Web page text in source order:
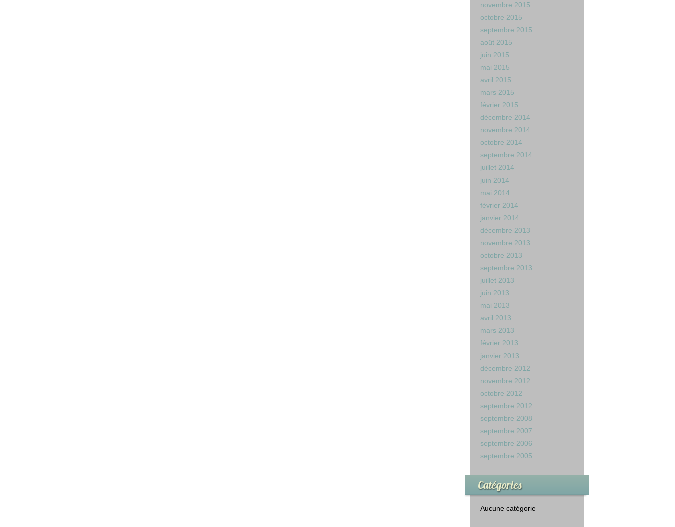
novembre 2015
octobre 2015
septembre 2015
août 2015
juin 2015
mai 2015
avril 2015
mars 2015
février 2015
décembre 2014
novembre 2014
octobre 2014
septembre 2014
juillet 2014
juin 2014
mai 2014
février 2014
janvier 2014
décembre 2013
novembre 2013
octobre 2013
septembre 2013
juillet 2013
juin 2013
mai 2013
avril 2013
mars 2013
février 2013
janvier 2013
décembre 2012
novembre 2012
octobre 2012
septembre 2012
septembre 2008
septembre 2007
septembre 2006
septembre 2005
Catégories
Aucune catégorie